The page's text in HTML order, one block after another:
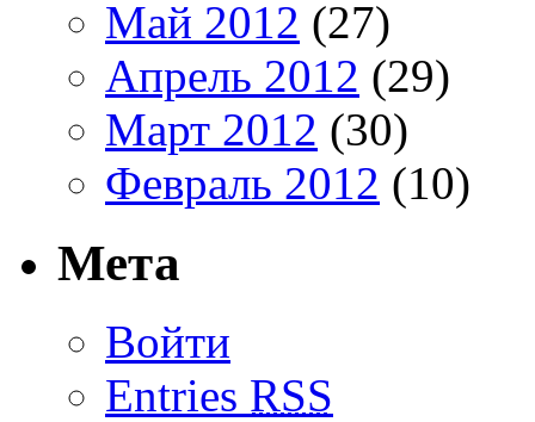
Май 2012 (27)
Апрель 2012 (29)
Март 2012 (30)
Февраль 2012 (10)
Мета
Войти
Entries RSS